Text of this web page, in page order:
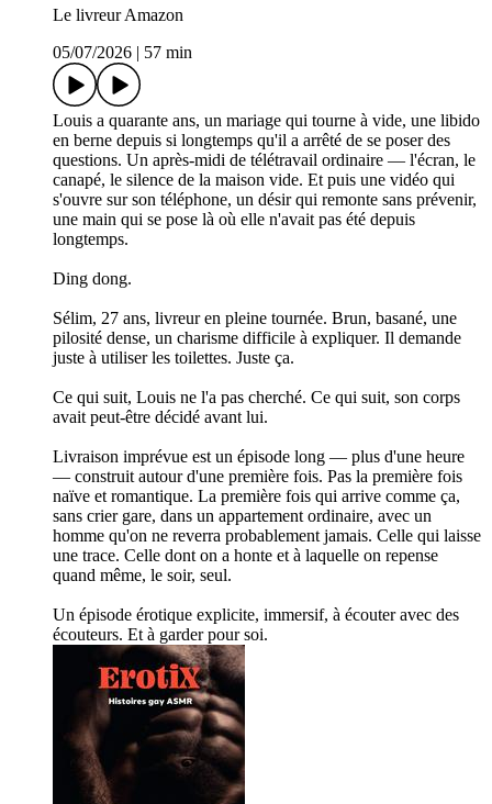
Le livreur Amazon
05/07/2026
57 min
Louis a quarante ans, un mariage qui tourne à vide, une libido
en berne depuis si longtemps qu'il a arrêté de se poser des
questions. Un après-midi de télétravail ordinaire — l'écran, le
canapé, le silence de la maison vide. Et puis une vidéo qui
s'ouvre sur son téléphone, un désir qui remonte sans prévenir,
une main qui se pose là où elle n'avait pas été depuis
longtemps.
Ding dong.
Sélim, 27 ans, livreur en pleine tournée. Brun, basané, une
pilosité dense, un charisme difficile à expliquer. Il demande
juste à utiliser les toilettes. Juste ça.
Ce qui suit, Louis ne l'a pas cherché. Ce qui suit, son corps
avait peut-être décidé avant lui.
Livraison imprévue est un épisode long — plus d'une heure
— construit autour d'une première fois. Pas la première fois
naïve et romantique. La première fois qui arrive comme ça,
sans crier gare, dans un appartement ordinaire, avec un
homme qu'on ne reverra probablement jamais. Celle qui laisse
une trace. Celle dont on a honte et à laquelle on repense
quand même, le soir, seul.
Un épisode érotique explicite, immersif, à écouter avec des
écouteurs. Et à garder pour soi.